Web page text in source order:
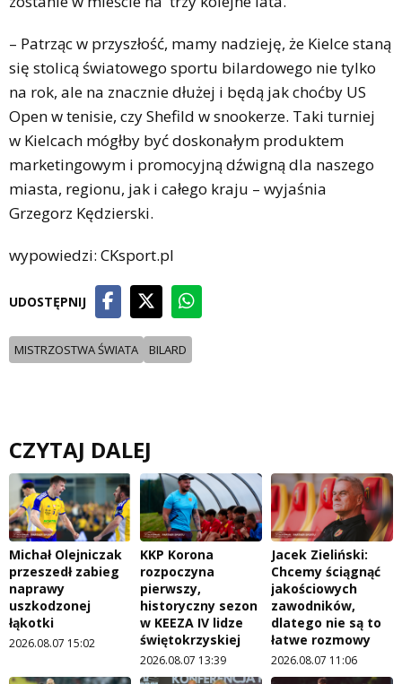
– Patrząc w przyszłość, mamy nadzieję, że Kielce staną
się stolicą światowego sportu bilardowego nie tylko
na rok, ale na znacznie dłużej i będą jak choćby US
Open w tenisie, czy Shefild w snookerze. Taki turniej
w Kielcach mógłby być doskonałym produktem
marketingowym i promocyjną dźwigną dla naszego
miasta, regionu, jak i całego kraju – wyjaśnia
Grzegorz Kędzierski.
wypowiedzi: CKsport.pl
UDOSTĘPNIJ
MISTRZOSTWA ŚWIATA BILARD
CZYTAJ DALEJ
Michał Olejniczak
przeszedł zabieg
naprawy
uszkodzonej
łąkotki
2026.08.07 15:02
KKP Korona
rozpoczyna
pierwszy,
historyczny sezon
w KEEZA IV lidze
świętokrzyskiej
2026.08.07 13:39
Jacek Zieliński:
Chcemy ściągnąć
jakościowych
zawodników,
dlatego nie są to
łatwe rozmowy
2026.08.07 11:06